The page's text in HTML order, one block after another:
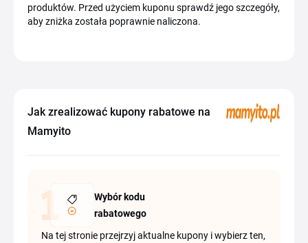
produktów. Przed użyciem kuponu sprawdź jego szczegóły,
aby zniżka została poprawnie naliczona.
Jak zrealizować kupony rabatowe na
Mamyito
Wybór kodu
rabatowego
Na tej stronie przejrzyj aktualne kupony i wybierz ten,